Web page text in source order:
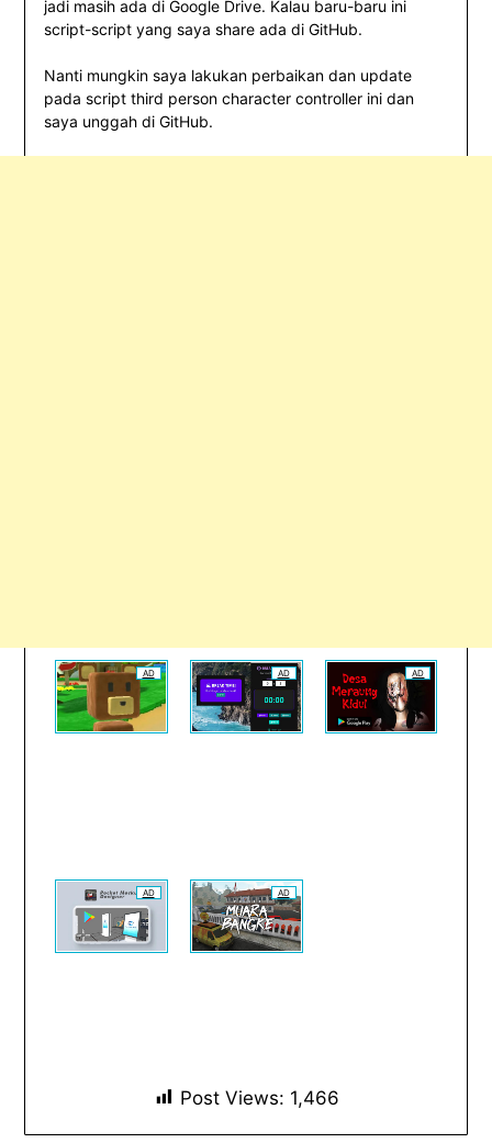
jadi masih ada di Google Drive. Kalau baru-baru ini
script-script yang saya share ada di GitHub.
Nanti mungkin saya lakukan perbaikan dan update
pada script third person character controller ini dan
saya unggah di GitHub.
AD AD AD
AD AD
Post Views: 1,466